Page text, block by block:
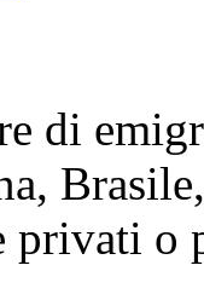
di
privati o